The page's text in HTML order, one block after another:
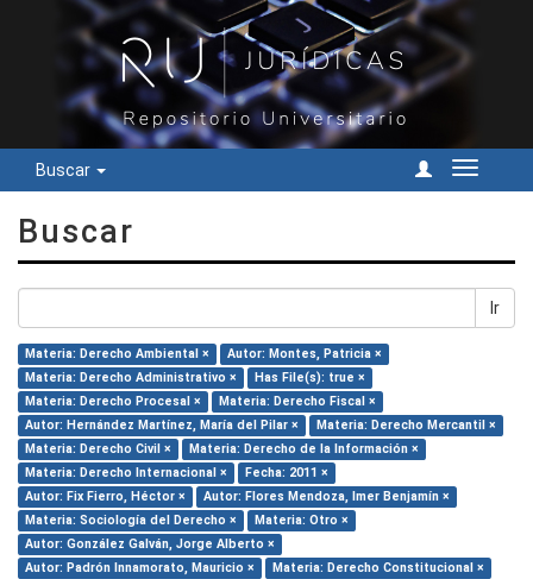
Buscar
Cambiar
Buscar
Ir
Materia: Derecho Ambiental ×
Autor: Montes, Patricia ×
Materia: Derecho Administrativo ×
Has File(s): true ×
Materia: Derecho Procesal ×
Materia: Derecho Fiscal ×
Autor: Hernández Martínez, María del Pilar ×
Materia: Derecho Mercantil ×
Materia: Derecho Civil ×
Materia: Derecho de la Información ×
Materia: Derecho Internacional ×
Fecha: 2011 ×
Autor: Fix Fierro, Héctor ×
Autor: Flores Mendoza, Imer Benjamín ×
Materia: Sociología del Derecho ×
Materia: Otro ×
Autor: González Galván, Jorge Alberto ×
Autor: Padrón Innamorato, Mauricio ×
Materia: Derecho Constitucional ×